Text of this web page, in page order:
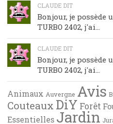
CLAUDE DIT
Bonjour, je possède
TURBO 2402, j'ai...
CLAUDE DIT
Bonjour, je possède
TURBO 2402, j'ai...
Animaux Auvergne Avis
Couteaux DiY Forêt
Essentielles Jardin